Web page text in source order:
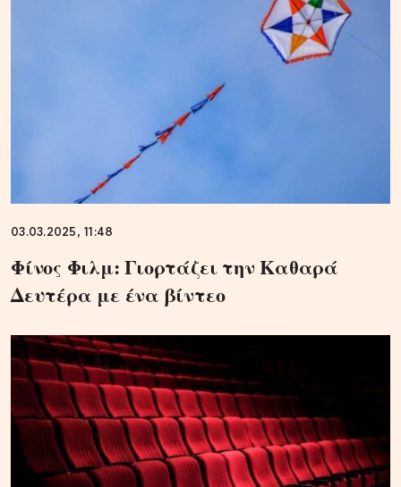
03.03.2025, 11:48
Φίνος Φιλμ: Γιορτάζει την Καθαρά
Δευτέρα με ένα βίντεο